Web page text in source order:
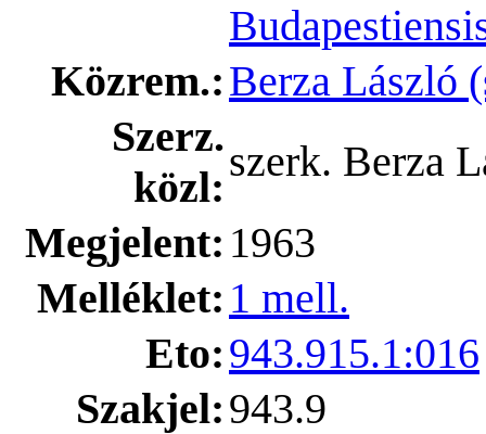
Közrem.:Berza László
Szerz.
közl:
szerk. Berza
Megjelent: 1963
Melléklet: 1 mell.
Eto:943.915.1:016
Szakjel:943.9